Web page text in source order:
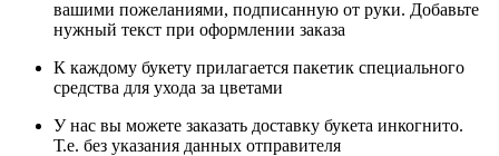
вашими пожеланиями, подписанную от руки. Добавьте
нужный текст при оформлении заказа
К каждому букету прилагается пакетик специального
средства для ухода за цветами
У нас вы можете заказать доставку букета инкогнито.
Т.е. без указания данных отправителя